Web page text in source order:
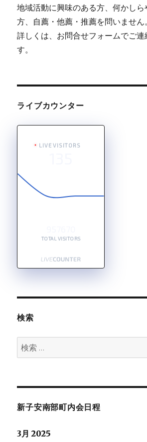
地域活動に興味のある方、何かしら
方、自薦・他薦・推薦を問いません
詳しくは、お問合せフォームでご連
す。
ライブカウンター
LIVE VISITORS
TOTAL VISITORS
検索
検
索:
新子安南部町内会日程
3月 2025